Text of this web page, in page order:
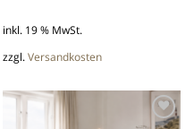
inkl. 19 % MwSt.
zzgl.Versandkosten